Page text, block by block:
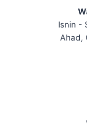
Isnin -
Ahad,